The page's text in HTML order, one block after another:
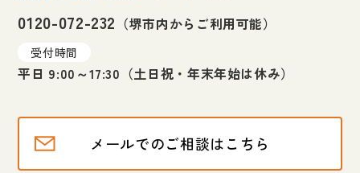
0120-072-232 （堺市内からご利用可能）
受付時間
平日 9:00～17:30（土日祝・年末年始は休み）
メールでのご相談はこちら